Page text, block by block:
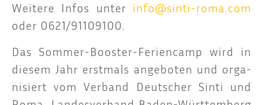
Wei­te­re Infos unter info@sinti-roma.com
oder 0621/91109100.
Das Som­mer-Boos­ter-Feri­en­camp wird in
die­sem Jahr erst­mals ange­bo­ten und orga­
ni­siert vom Ver­band Deut­scher Sin­ti und